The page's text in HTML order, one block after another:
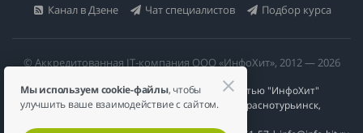
Канал в Дзене
Чат специалистов Подбор курса
© Аккредитованная IT-компания ООО «ИнфоХит», 2012 — 2026
Общество с ограниченной ответственностью "ИнфоХит"
624446, Россия, Свердловская область, г. Краснотурьинск,
Мы используем cookie-файлы, чтобы
улучшить ваше взаимодействие с сайтом.